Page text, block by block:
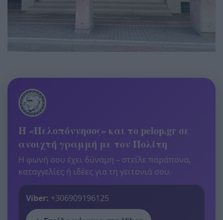
Η «Πελοπόννησος» και το pelop.gr σε
ανοιχτή γραμμή με τον Πολίτη
Η φωνή σου έχει δύναμη – στείλε παράπονα,
καταγγελίες ή ιδέες για τη γειτονιά σου.
Viber: +306909196125